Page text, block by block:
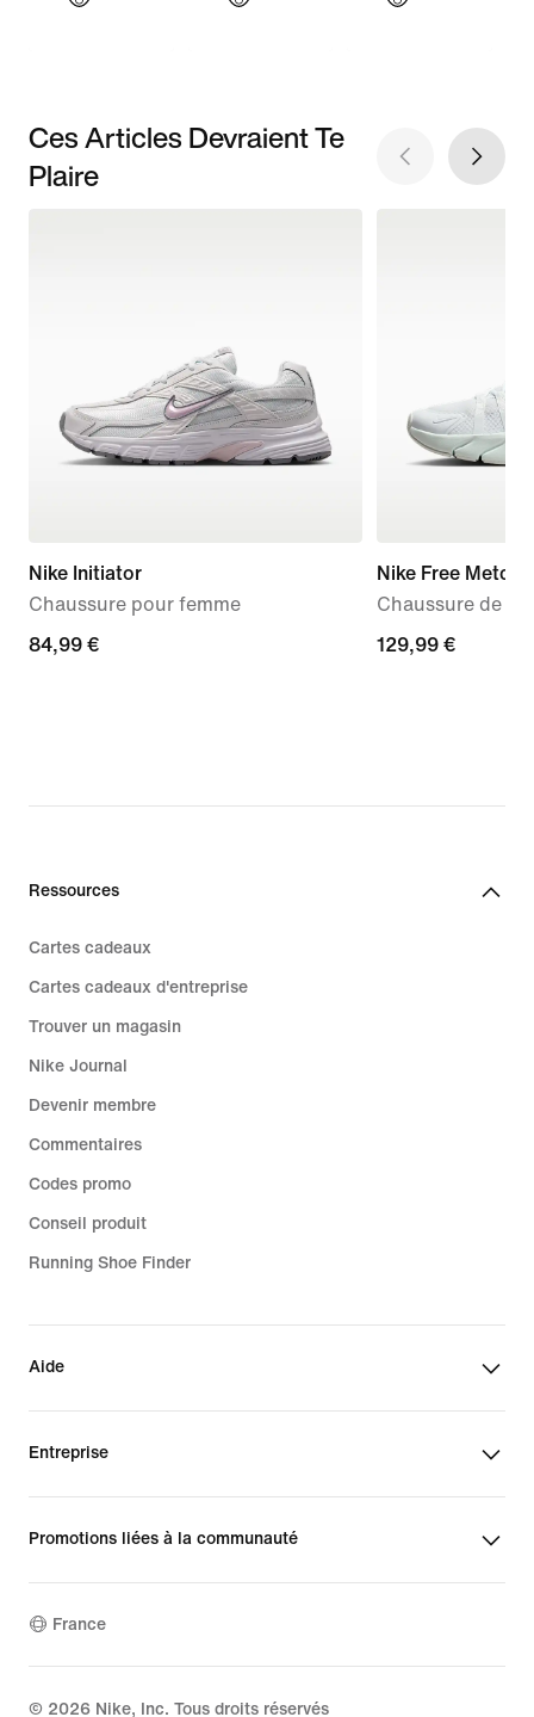
Ces Articles Devraient Te
Plaire
Nike Initiator
Chaussure pour femme
84,99 €
84,99 €
Nike Free
Chaussure de
129,99 €
129,99 €
Ressources
Cartes cadeaux
Cartes cadeaux d'entreprise
Trouver un magasin
Nike Journal
Devenir membre
Commentaires
Codes promo
Conseil produit
Running Shoe Finder
Aide
Entreprise
Promotions liées à la communauté
France
© 2026 Nike, Inc. Tous droits réservés